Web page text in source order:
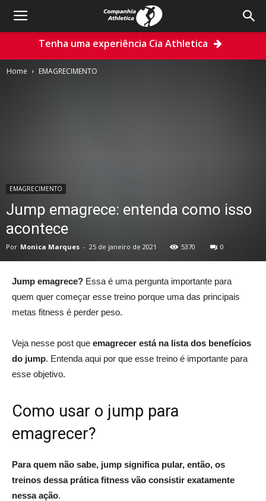
Tenha uma experiência Cia Athletica
Home EMAGRECIMENTO
EMAGRECIMENTO
Jump emagrece: entenda como isso
acontece
Por Monica Marques - 25 de janeiro de 2021 5370 0
Jump emagrece? Essa é uma pergunta importante para
quem quer começar esse treino porque uma das principais
metas fitness é perder peso.
Veja nesse post que emagrecer está na lista dos benefícios
do jump. Entenda aqui por que esse treino é importante para
esse objetivo.
Como usar o jump para
emagrecer?
Para quem não sabe, jump significa pular, então, os
treinos dessa prática fitness vão consistir exatamente
nessa ação.